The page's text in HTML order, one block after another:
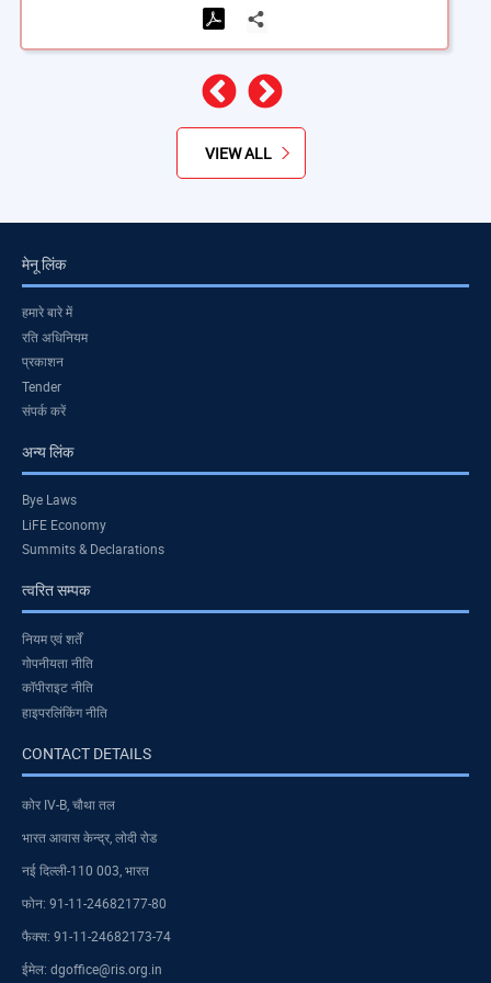
पिछला
VIEW ALL
मेनू लिंक
हमारे बारे में
रति अधिनियम
प्रकाशन
Tender
संपर्क करें
अन्य लिंक
Bye Laws
LiFE Economy
Summits & Declarations
त्वरित सम्पक
नियम एवं शर्तें
गोपनीयता नीति
कॉपीराइट नीति
हाइपरलिंकिंग नीति
CONTACT DETAILS
कोर IV-B, चौथा तल
भारत आवास केन्द्र, लोदी रोड
नई दिल्ली-110 003, भारत
फोन: 91-11-24682177-80
फैक्स: 91-11-24682173-74
ईमेल: dgoffice@ris.org.in